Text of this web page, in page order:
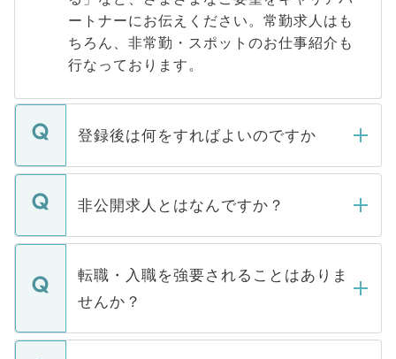
ートナーにお伝えください。常勤求人はも
ちろん、非常勤・スポットのお仕事紹介も
行なっております。
登録後は何をすればよいのですか
ご登録いただきましたら、弊社担当者がご
登録内容を確認し、その後メールもしくは
ます。通常、5営業日以内にはご連絡をせて
いただきますので、しばらくお待ちくださ
非公開求人とはなんですか？
マイナビDOCTORで取り扱っている求人の
うち約3割は、Webサイトからご覧いただ
けない「非公開求人」です。非公開求人は
下記の理由によって、一般には公開してい
ません。
転職・入職を強要されることはありま
せんか？
転職・入職を強要することは一切ありませ